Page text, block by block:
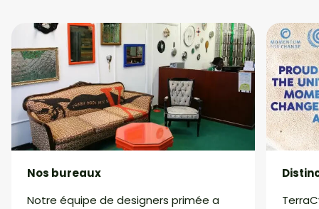
Nos bureaux
Notre équipe de designers primée a